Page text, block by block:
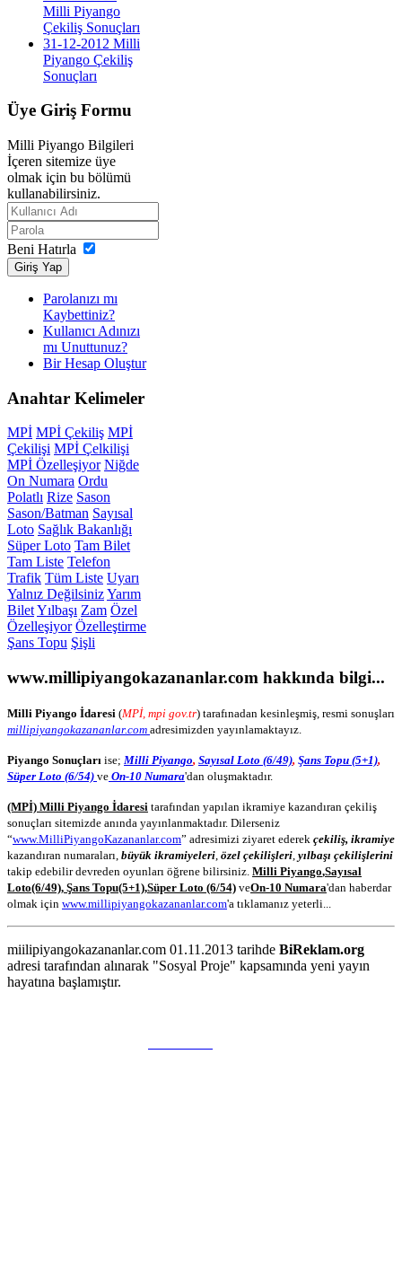
Milli Piyango
Çekiliş Sonuçları
31-12-2012 Milli
Piyango Çekiliş
Sonuçları
Üye Giriş Formu
Milli Piyango Bilgileri
İçeren sitemize üye
olmak için bu bölümü
kullanabilirsiniz.
Beni Hatırla
Giriş Yap
Parolanızı mı
Kaybettiniz?
Kullanıcı Adınızı
mı Unuttunuz?
Bir Hesap Oluştur
Anahtar Kelimeler
MPİ MPİ Çekiliş MPİ
Çekilişi MPİ Çelkilişi
MPİ Özelleşiyor Niğde
On Numara Ordu
Polatlı Rize Sason
Sason/Batman Sayısal
Loto Sağlık Bakanlığı
Süper Loto Tam Bilet
Tam Liste Telefon
Trafik Tüm Liste Uyarı
Yalnız DeğilsinizYarım
BiletYılbaşı Zam Özel
Özelleşiyor Özelleştirme
Şans Topu Şişli
www.millipiyangokazananlar.com hakkında bilgi...
Milli Piyango İdaresi (MPİ, mpi gov.tr) tarafınadan kesinleşmiş, resmi sonuşları
millipiyangokazananlar.com adresimizden yayınlamaktayız.
Piyango Sonuçları ise; Milli Piyango, Sayısal Loto (6/49), Şans Topu (5+1),
Süper Loto (6/54) ve On-10 Numara'dan oluşmaktadır.
(MPİ) Milli Piyango İdaresi tarafından yapılan ikramiye kazandıran çekiliş
sonuçları sitemizde anında yayınlanmaktadır. Dilerseniz
“www.MilliPiyangoKazananlar.com” adresimizi ziyaret ederek çekiliş, ikramiye
kazandıran numaraları, büyük ikramiyeleri özel çekilişleri yılbaşı çekilişlerini
takip edebilir devreden oyunları öğrene bilirsiniz. Milli Piyango,Sayısal
Loto(6/49), Şans Topu(5+1),Süper Loto (6/54) veOn-10 Numara'dan haberdar
olmak için www.millipiyangokazananlar.com'a tıklamanız yeterli...
miilipiyangokazananlar.com 01.11.2013 tarihde BiReklam.org
adresi tarafından alınarak "Sosyal Proje" kapsamında yeni yayın
hayatına başlamıştır.